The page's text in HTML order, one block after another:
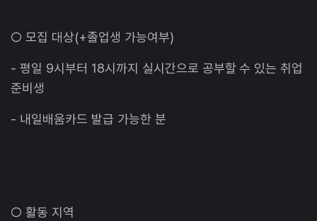
○ 모집 대상(+졸업생 가능여부)
- 평일 9시부터 18시까지 실시간으로 공부할 수 있는 취업
준비생
- 내일배움카드 발급 가능한 분
○ 활동 지역